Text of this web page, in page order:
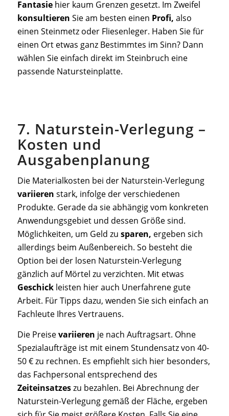
Fantasiehier kaum Grenzen gesetzt. Im Zweifel
konsultieren Sie am besten einen Profi, also
einen Steinmetz oder Fliesenleger. Haben Sie für
einen Ort etwas ganz Bestimmtes im Sinn? Dann
wählen Sie einfach direkt im Steinbruch eine
passende Natursteinplatte.
7. Naturstein-Verlegung –
Kosten und
Ausgabenplanung
Die Materialkosten bei der Naturstein-Verlegung
variieren stark, infolge der verschiedenen
Produkte. Gerade da sie abhängig vom konkreten
Anwendungsgebiet und dessen Größe sind.
Möglichkeiten, um Geld zu sparen, ergeben sich
allerdings beim Außenbereich. So besteht die
Option bei der losen Naturstein-Verlegung
gänzlich auf Mörtel zu verzichten. Mit etwas
Geschickleisten hier auch Unerfahrene gute
Arbeit. Für Tipps dazu, wenden Sie sich einfach an
Fachleute Ihres Vertrauens.
Die Preisevariieren je nach Auftragsart. Ohne
Spezialaufträge ist mit einem Stundensatz von 40-
50 € zu rechnen. Es empfiehlt sich hier besonders,
das Fachpersonal entsprechend des
Zeiteinsatzeszu bezahlen. Bei Abrechnung der
Naturstein-Verlegung gemäß der Fläche, ergeben